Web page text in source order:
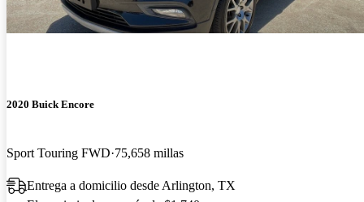
2020 Buick Encore
Sport Touring FWD 75,658 millas
Entrega a domicilio desde Arlington, TX